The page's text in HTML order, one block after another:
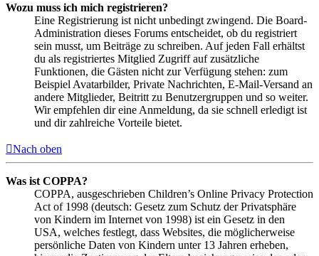
Wozu muss ich mich registrieren?
Eine Registrierung ist nicht unbedingt zwingend. Die Board-
Administration dieses Forums entscheidet, ob du registriert
sein musst, um Beiträge zu schreiben. Auf jeden Fall erhältst
du als registriertes Mitglied Zugriff auf zusätzliche
Funktionen, die Gästen nicht zur Verfügung stehen: zum
Beispiel Avatarbilder, Private Nachrichten, E-Mail-Versand an
andere Mitglieder, Beitritt zu Benutzergruppen und so weiter.
Wir empfehlen dir eine Anmeldung, da sie schnell erledigt ist
und dir zahlreiche Vorteile bietet.
Nach oben
Was ist COPPA?
COPPA, ausgeschrieben Children’s Online Privacy Protection
Act of 1998 (deutsch: Gesetz zum Schutz der Privatsphäre
von Kindern im Internet von 1998) ist ein Gesetz in den
USA, welches festlegt, dass Websites, die möglicherweise
persönliche Daten von Kindern unter 13 Jahren erheben,